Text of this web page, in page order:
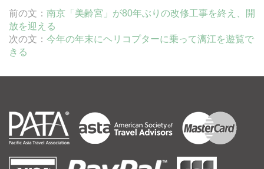
前の文： 南京「美齢宮」が80年ぶりの改修工事を終え、開
放を迎える
次の文： 今年の年末にヘリコプターに乗って漓江を遊覧で
きる